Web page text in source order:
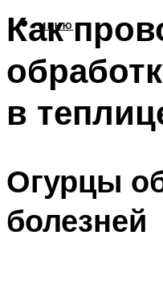
МЕНЮ
Как
в
Огурцы
болезней